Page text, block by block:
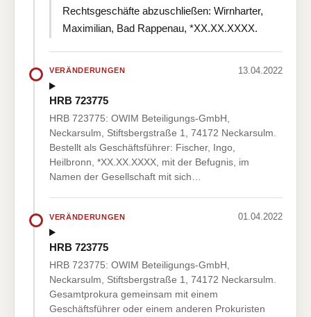
Rechtsgeschäfte abzuschließen: Wirnharter,
Maximilian, Bad Rappenau, *XX.XX.XXXX.
VERÄNDERUNGEN 13.04.2022
HRB 723775
HRB 723775: OWIM Beteiligungs-GmbH,
Neckarsulm, Stiftsbergstraße 1, 74172 Neckarsulm.
Bestellt als Geschäftsführer: Fischer, Ingo,
Heilbronn, *XX.XX.XXXX, mit der Befugnis, im
Namen der Gesellschaft mit sich…
VERÄNDERUNGEN 01.04.2022
HRB 723775
HRB 723775: OWIM Beteiligungs-GmbH,
Neckarsulm, Stiftsbergstraße 1, 74172 Neckarsulm.
Gesamtprokura gemeinsam mit einem
Geschäftsführer oder einem anderen Prokuristen